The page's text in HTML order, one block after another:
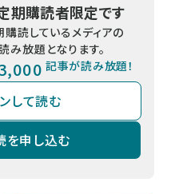
期購読者限定です
購読しているメディアの
み放題となります。
記事が読み放題！
して読む
を申し込む